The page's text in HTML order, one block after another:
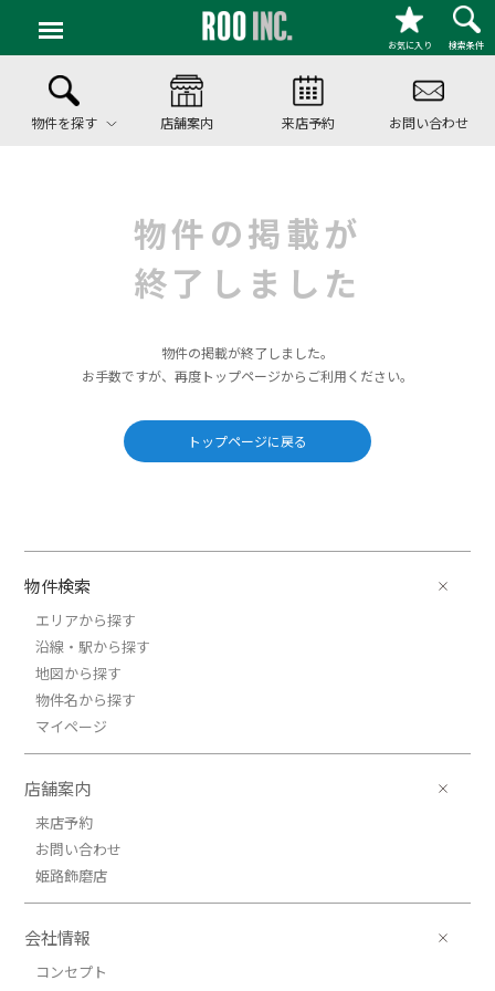
お気に入り 検索条件
物件を探す 店舗案内 来店予約 お問い合わせ
物件の掲載が
終了しました
物件の掲載が終了しました。
お手数ですが、再度トップページからご利用ください。
トップページに戻る
物件検索
エリアから探す
沿線・駅から探す
地図から探す
物件名から探す
マイページ
店舗案内
来店予約
お問い合わせ
姫路飾磨店
会社情報
コンセプト